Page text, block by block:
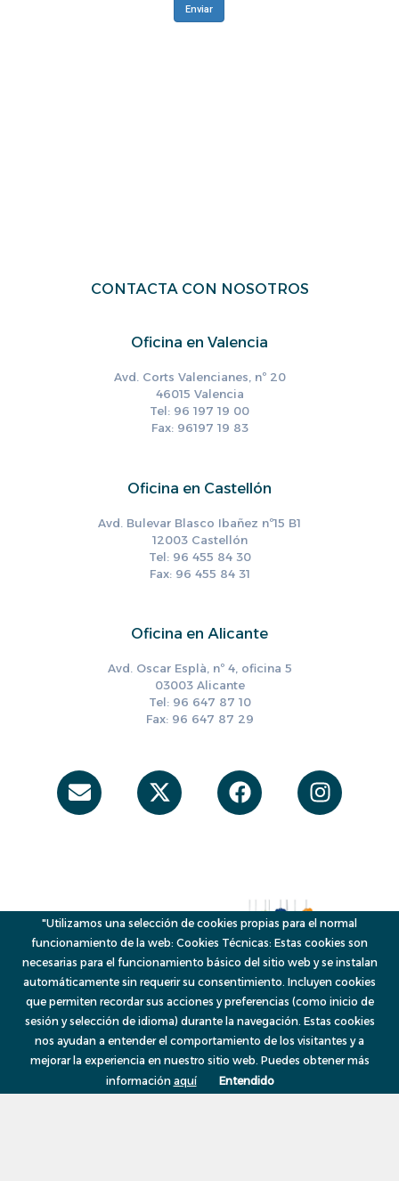
CONTACTA CON NOSOTROS
Oficina en Valencia
Avd. Corts Valencianes, nº 20
46015 Valencia
Tel: 96 197 19 00
Fax: 96197 19 83
Oficina en Castellón
Avd. Bulevar Blasco Ibañez nº15 B1
12003 Castellón
Tel: 96 455 84 30
Fax: 96 455 84 31
Oficina en Alicante
Avd. Oscar Esplà, nº 4, oficina 5
03003 Alicante
Tel: 96 647 87 10
Fax: 96 647 87 29
Envelope
X-
twitter
Facebook
© 2026, VAERSA, Generalitat Valenciana
Menú
"Utilizamos una selección de cookies propias para el normal
funcionamiento de la web: Cookies Técnicas: Estas cookies son
necesarias para el funcionamiento básico del sitio web y se instalan
automáticamente sin requerir su consentimiento. Incluyen cookies
que permiten recordar sus acciones y preferencias (como inicio de
sesión y selección de idioma) durante la navegación. Estas cookies
nos ayudan a entender el comportamiento de los visitantes y a
mejorar la experiencia en nuestro sitio web. Puedes obtener más
información aquí Entendido